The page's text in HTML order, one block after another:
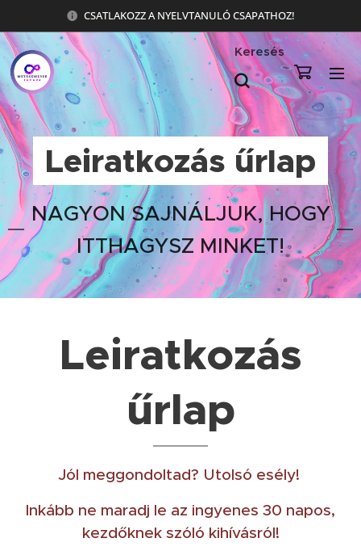
CSATLAKOZZ A NYELVTANULÓ CSAPATHOZ!
Keresés
Leiratkozás űrlap
NAGYON SAJNÁLJUK, HOGY
ITTHAGYSZ MINKET!
Leiratkozás
űrlap
Jól meggondoltad? Utolsó esély!
Inkább ne maradj le az ingyenes 30 napos,
kezdőknek szóló kihívásról!